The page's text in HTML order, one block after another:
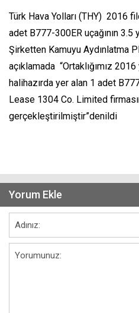
Türk Hava Yolları (THY) 2016
adet B777-300ER uçağının 3.5
Şirketten Kamuyu Aydınlatma
açıklamada “Ortaklığımız
halihazırda yer alan 1 adet
Lease 1304 Co. Limited
gerçekleştirilmiştir”denildi
Yorum Ekle